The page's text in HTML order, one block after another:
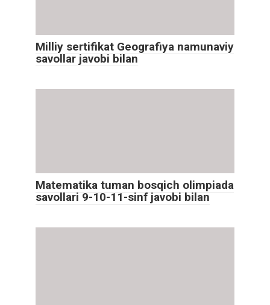
Milliy sertifikat Geografiya namunaviy
savollar javobi bilan
Matematika tuman bosqich olimpiada
savollari 9-10-11-sinf javobi bilan